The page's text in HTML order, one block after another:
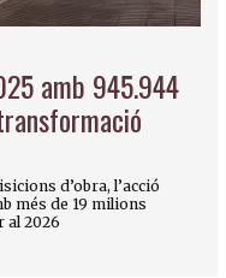
amb 945.944
d’obra, l’acció
més de 19 milions
al 2026